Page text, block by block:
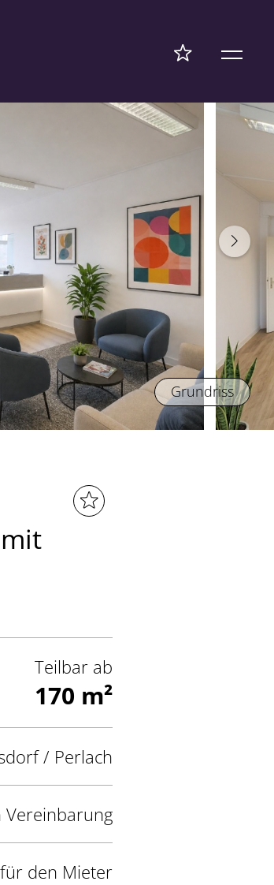
Grundriss
Teilbar ab
170 m²
/ Perlach
Vereinbarung
den Mieter